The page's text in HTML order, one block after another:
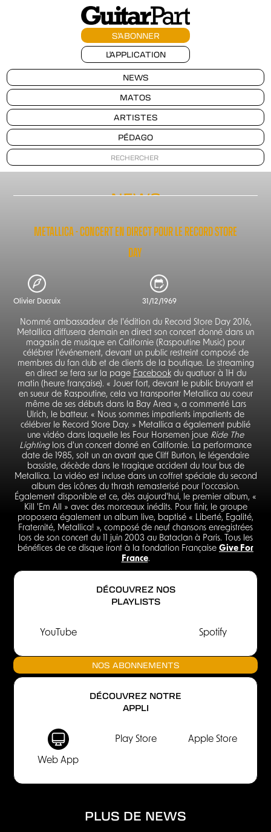
S'ABONNER
L'APPLICATION
NEWS
MATOS
ARTISTES
PÉDAGO
NEWS
METALLICA - CONCERT EN DIRECT POUR LE RECORD STORE
DAY
Olivier Ducruix 31/12/1969
Nommé ambassadeur de l'édition du Record Store Day 2016,
Metallica diffusera demain en direct son concert donné dans un
magasin de musique en Californie (Raspoutine Music) pour
célébrer l'événement, devant un public restreint composé de
membres du fan club et de clients de la boutique. Le streaming
en direct se fera sur la page Facebookdu quatuor à 1H du
matin (heure française). « Jouer fort, devant le public bruyant et
en sueur de Raspoutine, cela va transporter Metallica au coeur
même de ses débuts dans la Bay Area », a commenté Lars
Ulrich, le batteur. « Nous sommes impatients impatients de
célébrer le Record Store Day. » Metallica a également publié
une vidéo dans laquelle les Four Horsemen joue Ride The
Lightinglors d'un concert donné en Californie. La performance
date de 1985, soit un an avant que Cliff Burton, le légendaire
bassiste, décède dans le tragique accident du tour bus de
Metallica. La vidéo est incluse dans un coffret spéciale du second
album des icônes du thrash remasterisé pour l'occasion.
Également disponible et ce, dès aujourd'hui, le premier album, «
Kill 'Em All » avec des morceaux inédits. Pour finir, le groupe
proposera également un album live, baptisé « Liberté, Egalité,
Fraternité, Metallica! », composé de neuf chansons enregistrées
lors de son concert du 11 juin 2003 au Bataclan à Paris. Tous les
bénéfices de ce disque iront à la fondation Française Give For
France.
DÉCOUVREZ NOS
PLAYLISTS
YouTube Spotify
NOS ABONNEMENTS
DÉCOUVREZ NOTRE
APPLI
Web App
Play Store Apple Store
PLUS DE NEWS